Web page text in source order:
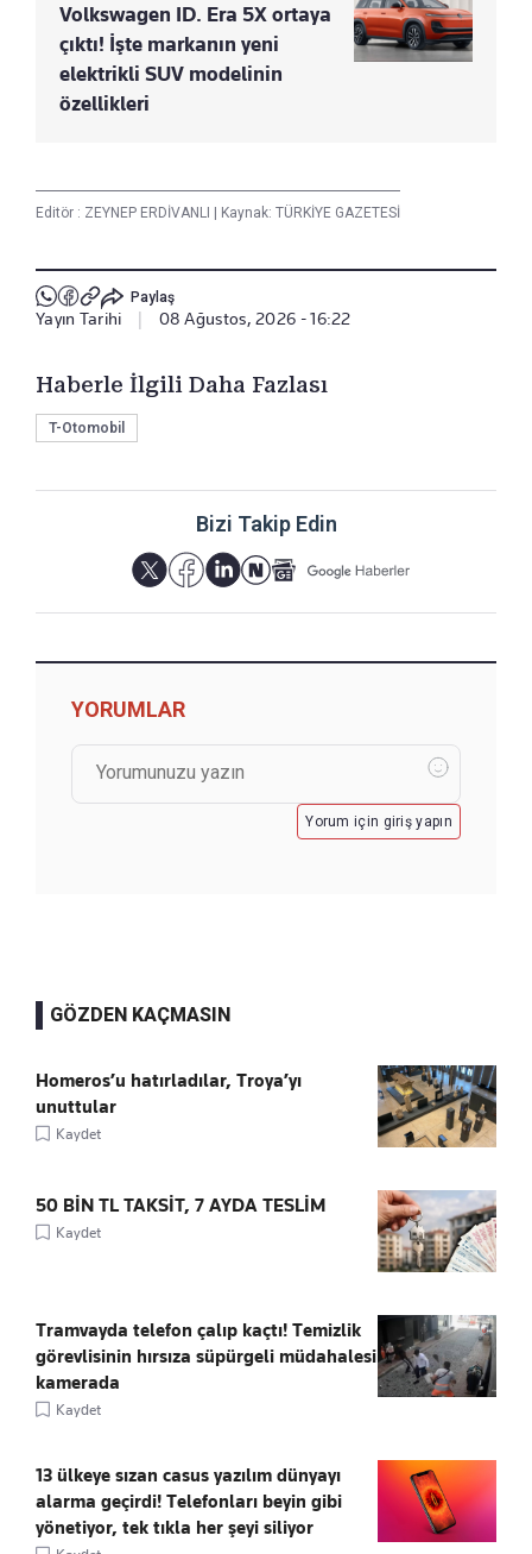
Volkswagen ID. Era 5X ortaya
çıktı! İşte markanın yeni
elektrikli SUV modelinin
özellikleri
Editör : ZEYNEP ERDİVANLI Kaynak: TÜRKİYE GAZETESİ
Paylaş
Yayın Tarihi 08 Ağustos, 2026 - 16:22
Haberle İlgili Daha Fazlası
T-Otomobil
Bizi Takip Edin
YORUMLAR
Yorum için giriş yapın
GÖZDEN KAÇMASIN
Homeros’u hatırladılar, Troya’yı
unuttular
Kaydet
50 BİN TL TAKSİT, 7 AYDA TESLİM
Kaydet
Tramvayda telefon çalıp kaçtı! Temizlik
görevlisinin hırsıza süpürgeli müdahalesi
kamerada
Kaydet
13 ülkeye sızan casus yazılım dünyayı
alarma geçirdi! Telefonları beyin gibi
yönetiyor, tek tıkla her şeyi siliyor